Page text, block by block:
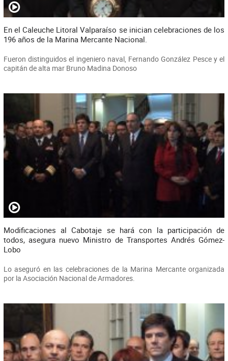
En el Caleuche Litoral Valparaíso se inician celebraciones de los
196 años de la Marina Mercante Nacional.
Fueron distinguidos el ingeniero naval, Fernando González Pesce y el
capitán de alta mar Bruno Madina Donoso
Modificaciones al Cabotaje se hará con la participación de
todos, asegura nuevo Ministro de Transportes Andrés Gómez-
Lobo
Lo aseguró en las celebraciones de la Marina Mercante organizada
por la Asociación Nacional de Armadores.